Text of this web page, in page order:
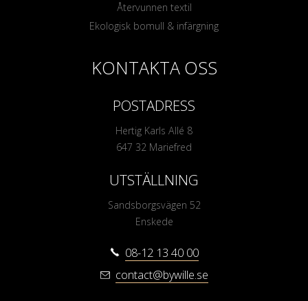
Återvunnen textil
Ekologisk bomull & infärgning
KONTAKTA OSS
POSTADRESS
Hertig Karls Allé 8
647 32 Mariefred
UTSTÄLLNING
Sandsborgsvägen 52
Enskede
08-12 13 40 00
contact@bywille.se